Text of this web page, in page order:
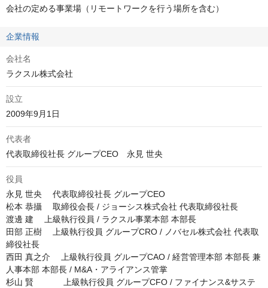
会社の定める事業場（リモートワークを行う場所を含む）
企業情報
会社名
ラクスル株式会社
設立
2009年9月1日
代表者
代表取締役社長 グループCEO　永見 世央
役員
永見 世央 　代表取締役社長 グループCEO
松本 恭攝 　取締役会長 / ジョーシス株式会社 代表取締役社長
渡邊 建 　上級執行役員 / ラクスル事業本部 本部長
田部 正樹 　上級執行役員 グループCRO / ノバセル株式会社 代表取
締役社長
西田 真之介 　上級執行役員 グループCAO / 経営管理本部 本部長 兼
人事本部 本部長 / M&A・アライアンス管掌
杉山 賢 　        上級執行役員 グループCFO / ファイナンス&サステ